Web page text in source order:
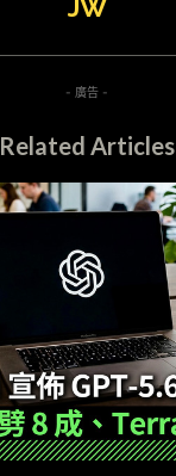
JW
- 廣告 -
Related Articles